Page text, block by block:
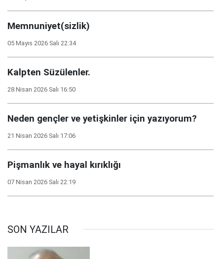
Memnuniyet(sizlik)
05 Mayıs 2026 Salı 22:34
Kalpten Süzülenler.
28 Nisan 2026 Salı 16:50
Neden gençler ve yetişkinler için yazıyorum?
21 Nisan 2026 Salı 17:06
Pişmanlık ve hayal kırıklığı
07 Nisan 2026 Salı 22:19
SON YAZILAR